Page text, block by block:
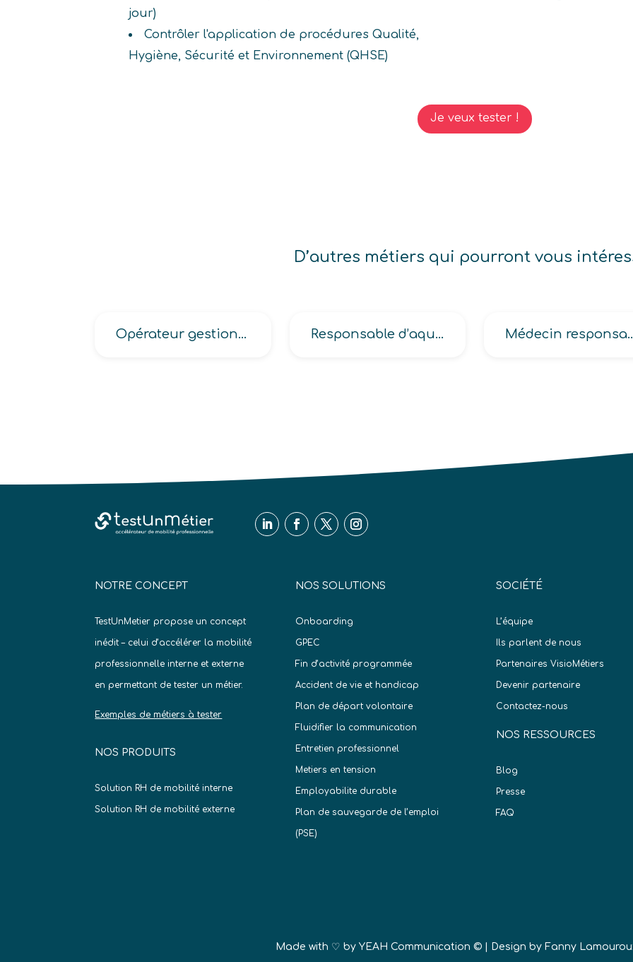
jour)
Contrôler l'application de procédures Qualité,
Hygiène, Sécurité et Environnement (QHSE)
Je veux tester !
D’autres métiers qui pourront vous
Opérateur gestion réseaux Responsable d’aquarium, de parc naturel, de planétarium, de salle de sport, de village de vacances Médecin responsable de la
NOTRE CONCEPT
TestUnMetier propose un concept
inédit – celui d’accélérer la mobilité
professionnelle interne et externe
en permettant de tester un métier.
Exemples de métiers à tester
NOS PRODUITS
Solution RH de mobilité interne
Solution RH de mobilité externe
NOS SOLUTIONS
Onboarding
GPEC
Fin d’activité programmée
Accident de vie et handicap
Plan de départ volontaire
Fluidifier la communication
Entretien professionnel
Metiers en tension
Employabilite durable
Plan de sauvegarde de l’emploi
(PSE)
SOCIÉTÉ
L’équipe
Ils parlent de nous
Partenaires VisioMétiers
Devenir partenaire
Contactez-nous
NOS RESSOURCES
Blog
Presse
FAQ
Made with ♡ by YEAH Communication ©| Design by Fanny